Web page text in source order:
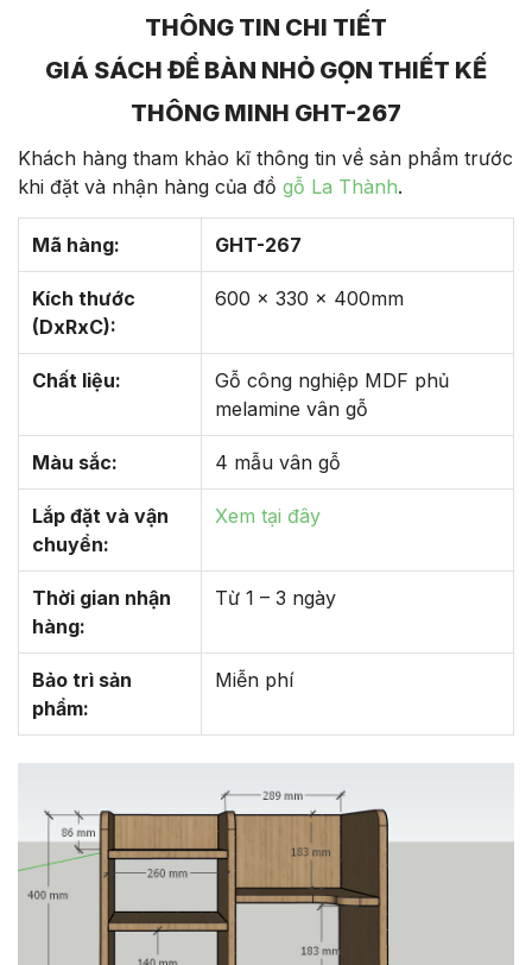
THÔNG TIN CHI TIẾT
GIÁ SÁCH ĐỂ BÀN NHỎ GỌN THIẾT KẾ
THÔNG MINH GHT-267
Khách hàng tham khảo kĩ thông tin về sản phẩm trước
khi đặt và nhận hàng của đồ gỗ La Thành.
Mã hàng: GHT-267
Kích thước
(DxRxC):
600 x 330 x 400mm
Chất liệu:
Gỗ công nghiệp MDF phủ
melamine vân gỗ
Màu sắc: 4 mẫu vân gỗ
Lắp đặt và vận
chuyển:
Xem tại đây
Thời gian nhận
hàng:
Từ 1 – 3 ngày
Bảo trì sản
phẩm:
Miễn phí